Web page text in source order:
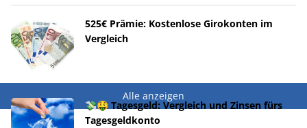
525€ Prämie: Kostenlose Girokonten im
Vergleich
Alle anzeigen
💸🤑 Tagesgeld: Vergleich und Zinsen fürs
Tagesgeldkonto